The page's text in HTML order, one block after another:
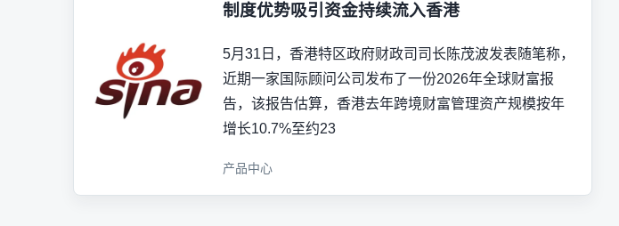
制度优势吸引资金持续流入香港
5月31日，香港特区政府财政司司长陈茂波发表随笔称，
近期一家国际顾问公司发布了一份2026年全球财富报
告，该报告估算，香港去年跨境财富管理资产规模按年
增长10.7%至约23
产品中心